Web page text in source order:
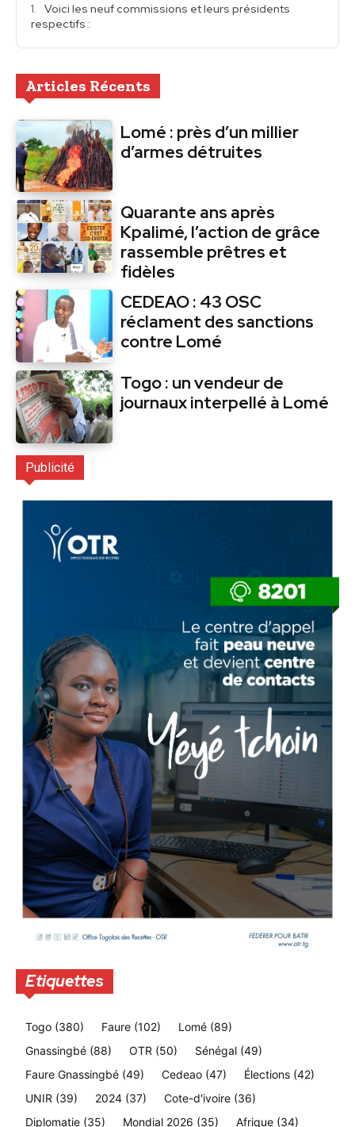
Voici les neuf commissions et leurs présidents
respectifs :
Articles Récents
Lomé : près d’un millier
d’armes détruites
Quarante ans après
Kpalimé, l’action de grâce
rassemble prêtres et
fidèles
CEDEAO : 43 OSC
réclament des sanctions
contre Lomé
Togo : un vendeur de
journaux interpellé à Lomé
Publicité
Etiquettes
Togo (380) Faure (102) Lomé (89)
Gnassingbé (88) OTR (50) Sénégal (49)
Faure Gnassingbé (49) Cedeao (47) Élections (42)
UNIR (39) 2024 (37) Cote-d'ivoire (36)
Diplomatie (35) Mondial 2026 (35) Afrique (34)